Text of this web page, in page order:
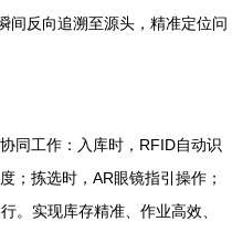
间反向追溯至源头，精准定位问
同工作：入库时，RFID自动识
；拣选时，AR眼镜指引操作；
。实现库存精准、作业高效、